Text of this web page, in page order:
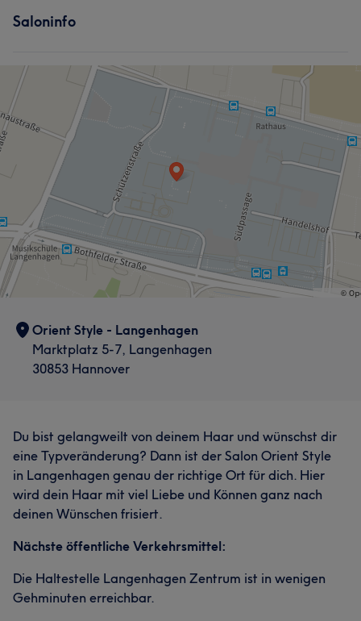
Saloninfo
Orient Style - Langenhagen
Marktplatz 5-7, Langenhagen
30853 Hannover
Du bist gelangweilt von deinem Haar und wünschst dir
eine Typveränderung? Dann ist der Salon Orient Style
in Langenhagen genau der richtige Ort für dich. Hier
wird dein Haar mit viel Liebe und Können ganz nach
deinen Wünschen frisiert.
Nächste öffentliche Verkehrsmittel:
Die Haltestelle Langenhagen Zentrum ist in wenigen
Gehminuten erreichbar.